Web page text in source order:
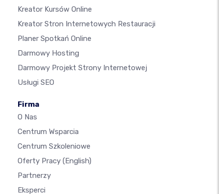
Kreator Kursów Online
Kreator Stron Internetowych Restauracji
Planer Spotkań Online
Darmowy Hosting
Darmowy Projekt Strony Internetowej
Usługi SEO
Firma
O Nas
Centrum Wsparcia
Centrum Szkoleniowe
Oferty Pracy (English)
Partnerzy
Eksperci